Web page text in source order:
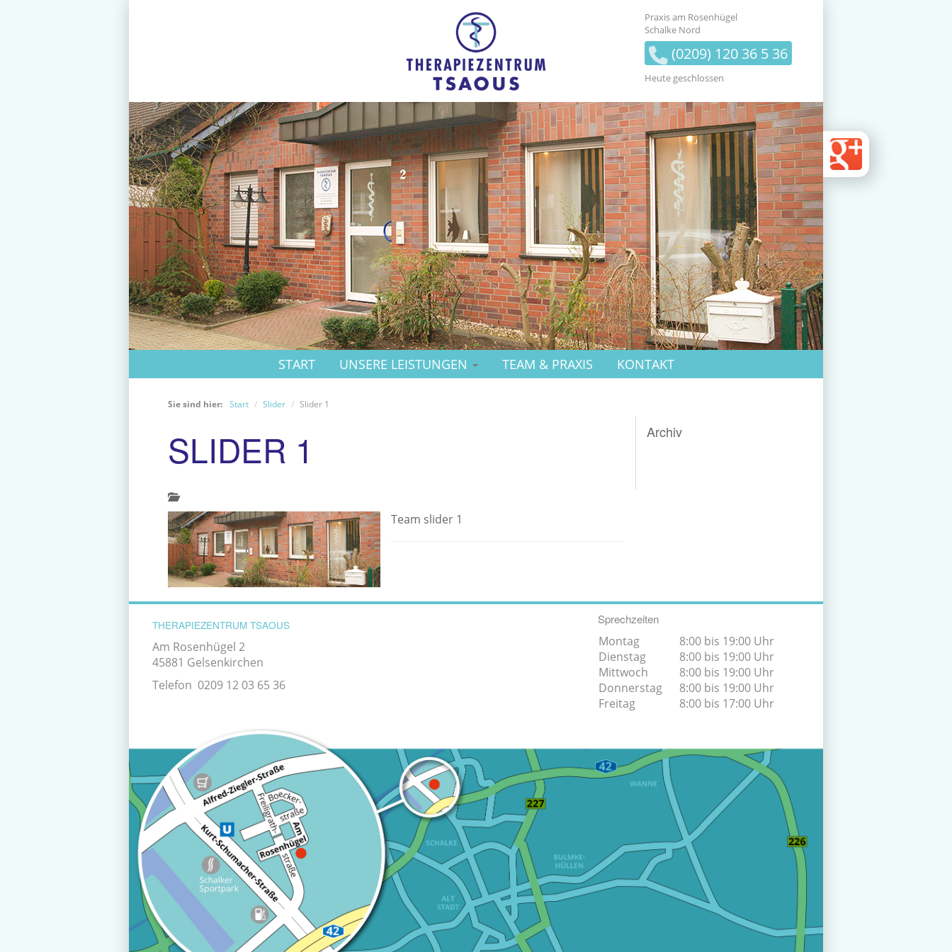
Praxis am Rosenhügel
Schalke Nord
(0209) 120 36 5 36
Heute geschlossen
START UNSERE LEISTUNGEN TEAM & PRAXIS KONTAKT
Sie sind hier: Start Slider Slider 1
SLIDER 1
Team slider 1
Archiv
THERAPIEZENTRUM TSAOUS
Am Rosenhügel 2
45881 Gelsenkirchen
Telefon 0209 12 03 65 36
Sprechzeiten
Montag
8:00 bis 19:00 Uhr
Dienstag
8:00 bis 19:00 Uhr
Mittwoch
8:00 bis 19:00 Uhr
Donnerstag
8:00 bis 19:00 Uhr
Freitag
8:00 bis 17:00 Uhr